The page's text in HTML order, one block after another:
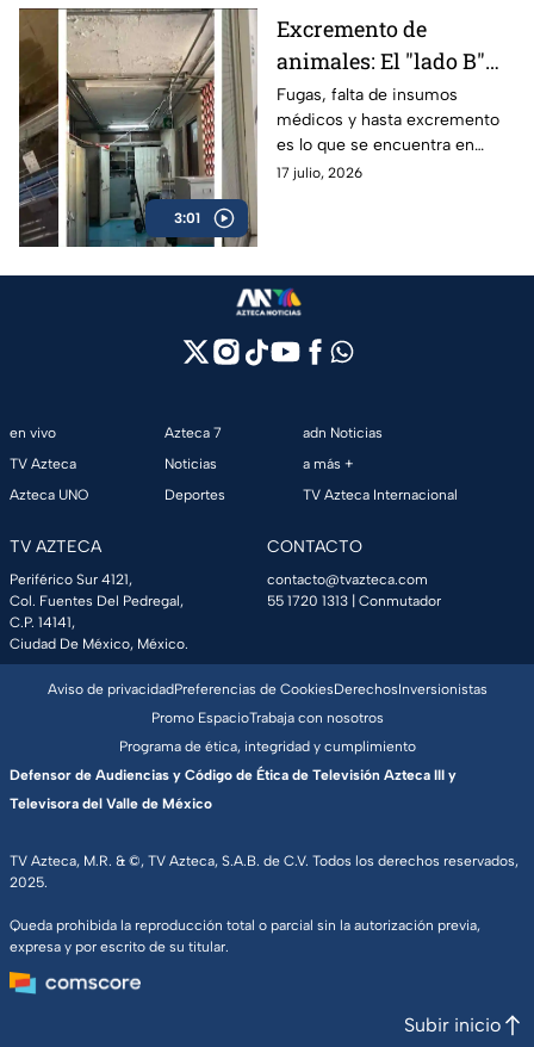
3:01
Excremento de
animales: El "lado B"
del Hospital Xoco en
CDMX
Fugas, falta de insumos
médicos y hasta excremento
es lo que se encuentra en
distintas zonas del Hospital
17 julio, 2026
en vivo
TV Azteca
Azteca UNO
Azteca 7
Noticias
Deportes
adn Noticias
a más +
TV Azteca Internacional
TV AZTECA
Periférico Sur 4121,
Col. Fuentes Del Pedregal,
C.P. 14141,
Ciudad De México, México.
CONTACTO
contacto@tvazteca.com
55 1720 1313 | Conmutador
TV Azteca, M.R. & ©, TV Azteca, S.A.B. de C.V. Todos los derechos reservados,
2025.
Queda prohibida la reproducción total o parcial sin la autorización previa,
expresa y por escrito de su titular.
Aviso de privacidadPreferencias de CookiesDerechosInversionistas
Promo EspacioTrabaja con nosotros
Programa de ética, integridad y cumplimiento
Defensor de Audiencias y Código de Ética de Televisión Azteca III y
Televisora del Valle de México
Subir inicio